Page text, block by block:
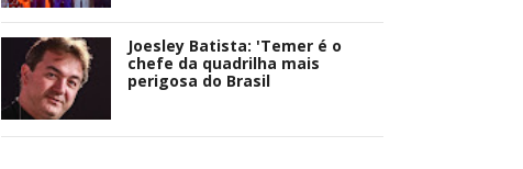
Joesley Batista: 'Temer é o
chefe da quadrilha mais
perigosa do Brasil